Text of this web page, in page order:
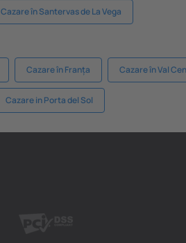
Cazare în Santervas de La Vega
Cazare în Franța Cazare în Val
Cazare in Porta del Sol